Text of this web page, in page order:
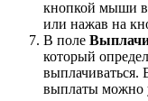
кнопкой мыши в
или нажав на
В поле
который
выплачиваться.
выплаты можно